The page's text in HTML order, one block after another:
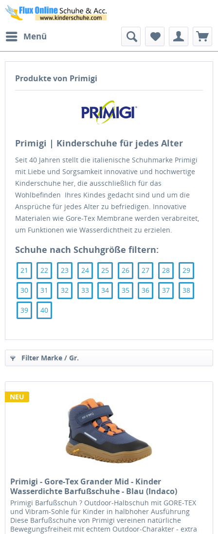
Menü
Produkte von Primigi
Primigi | Kinderschuhe für jedes Alter
Seit 40 Jahren stellt die italienische Schuhmarke Primigi
mit Liebe und Sorgsamkeit innovative und hochwertige
Kinderschuhe her, die ausschließlich für das
Wohlbefinden Ihres Kindes gedacht sind und um die
Ansprüche für jedes Alter zu befriedigen. Innovative
Materialen wie Gore-Tex Membrane werden verabreitet,
um Funktionen wie Wasserdichtheit zu erzielen.
Schuhe nach Schuhgröße filtern:
21 22 23 24 25 26 27 28 29
30 31 32 33 34 35 36 37 38
39 40
Filter Marke / Gr.
NEU
Primigi - Gore-Tex Grander Mid - Kinder
Wasserdichte Barfußschuhe - Blau (Indaco)
Primigi Barfußschuh ? Outdoor-Halbschuh mit GORE-TEX
und Vibram-Sohle für Kinder in halbhoher Ausführung
Diese Barfußschuhe von Primigi vereinen natürliche
Bewegungsfreiheit mit echtem Outdoor-Charakter - extra